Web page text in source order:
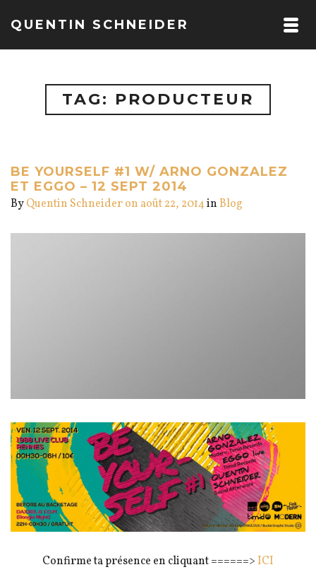
QUENTIN SCHNEIDER
TAG: PRODUCTEUR
BE YOURSELF #1 W/ ARNO GONZALEZ
ET EGGO – 12 SEPT 2014
ByQuentin Schneideron août 22, 2014in Blog
Confirme ta présence en cliquant ======> ICI